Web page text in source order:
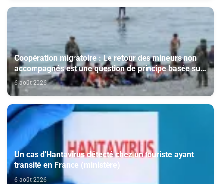
Coopération migratoire : Le retour des mineurs non
accompagnés est une question de principe basée sur
les Hautes Instructions Royales (source diplomatique)
6 août 2026
Un cas d'Hantavirus détecté chez un touriste ayant
transité en France (ministère)
6 août 2026